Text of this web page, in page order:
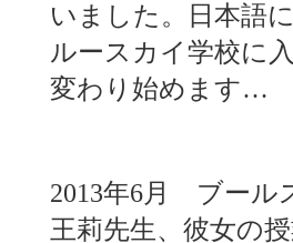
いました。日本語
ルースカイ学校
変わり始めます…
2013年6月 ブール
王莉先生、彼女の